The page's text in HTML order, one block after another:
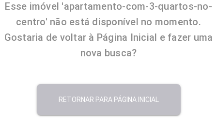
Esse imóvel 'apartamento-com-3-quartos-no-
centro' não está disponível no momento.
Gostaria de voltar à Página Inicial e fazer uma
nova busca?
RETORNAR PARA PÁGINA INICIAL